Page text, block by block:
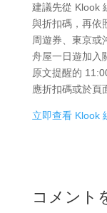
建議先從 Klook
與折扣碼，再依
周遊券、東京或
舟屋一日遊加入
原文提醒的
應折扣碼或於頁
立即查看 Klook
コメント